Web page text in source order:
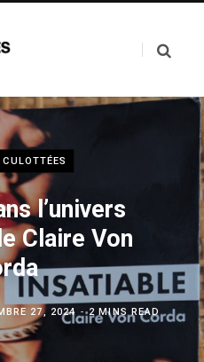
l’univers
Claire Von
27, 2024 2 MINS READ